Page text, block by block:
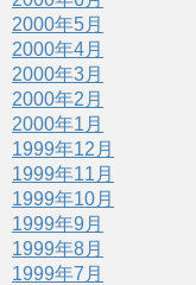
2000年5月
2000年4月
2000年3月
2000年2月
2000年1月
1999年12月
1999年11月
1999年10月
1999年9月
1999年8月
1999年7月